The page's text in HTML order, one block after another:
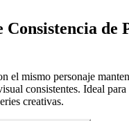
Consistencia de
el mismo personaje
consistentes. Ideal para
creativas.